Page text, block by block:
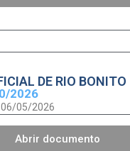
DE RIO BONITO
2026
05/2026
Abrir documento